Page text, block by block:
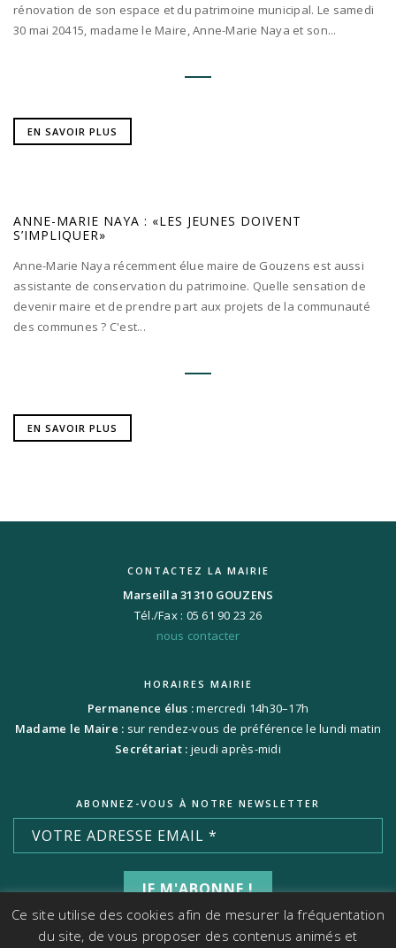
rénovation de son espace et du patrimoine municipal. Le samedi
30 mai 20415, madame le Maire, Anne-Marie Naya et son...
EN SAVOIR PLUS
ANNE-MARIE NAYA : «LES JEUNES DOIVENT
S’IMPLIQUER»
Anne-Marie Naya récemment élue maire de Gouzens est aussi
assistante de conservation du patrimoine. Quelle sensation de
devenir maire et de prendre part aux projets de la communauté
des communes ? C'est...
EN SAVOIR PLUS
CONTACTEZ LA MAIRIE
Marseilla 31310 GOUZENS
Tél./Fax : 05 61 90 23 26
nous contacter
HORAIRES MAIRIE
Permanence élus :mercredi 14h30–17h
Madame le Maire : sur rendez-vous de préférence le lundi matin
Secrétariat : jeudi après-midi
ABONNEZ-VOUS À NOTRE NEWSLETTER
Ce site utilise des cookies afin de mesurer la fréquentation
du site, de vous proposer des contenus animés et